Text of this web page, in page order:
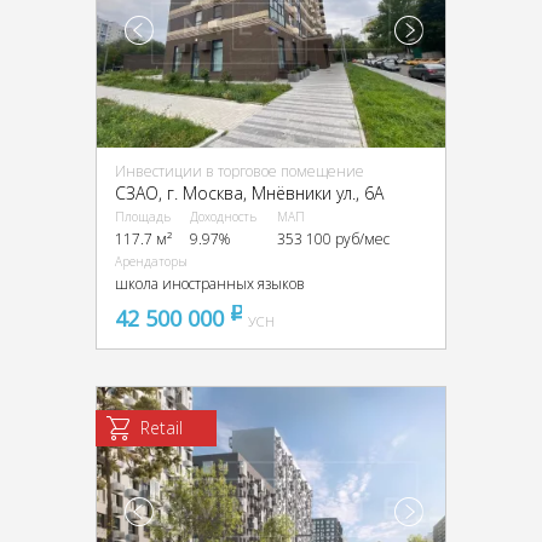
Инвестиции в торговое помещение
CЗАО, г. Москва, Мнёвники ул., 6А
Площадь
117.7 м²
Доходность
9.97%
МАП
353 100 руб/мес
Арендаторы
школа иностранных языков
42 500 000 pуб
УСН
Retail